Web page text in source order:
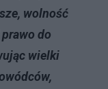
wolność
do
wielki